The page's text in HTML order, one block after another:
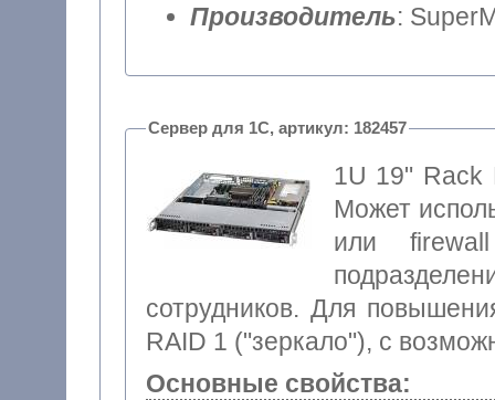
Производитель:
Сервер для 1С, артикул: 182457
1U 19" Rack
Может
или
сотрудников. Для
RAID 1 ("зеркало"), с
Основные свойства: